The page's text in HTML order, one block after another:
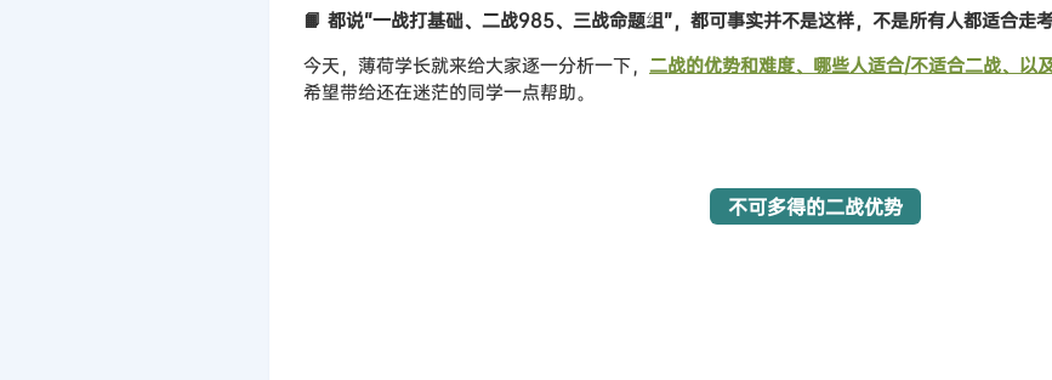
📙 都说“一战打基础、二战985、三战命题组”，都可事实并不是这样，不是所有人都适合走考
今天，薄荷学长就来给大家逐一分析一下， 二战的优势和难度、哪些人适合/不适合二战、以
希望带给还在迷茫的同学一点帮助。
不可多得的二战优势